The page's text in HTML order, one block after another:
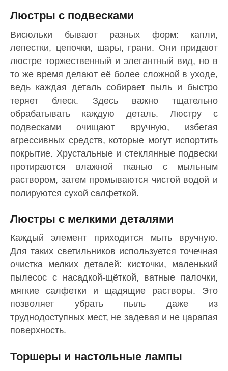
Люстры с подвесками
Висюльки бывают разных форм: капли,
лепестки, цепочки, шары, грани. Они придают
люстре торжественный и элегантный вид, но в
то же время делают её более сложной в уходе,
ведь каждая деталь собирает пыль и быстро
теряет блеск. Здесь важно тщательно
обрабатывать каждую деталь. Люстру с
подвесками очищают вручную, избегая
агрессивных средств, которые могут испортить
покрытие. Хрустальные и стеклянные подвески
протираются влажной тканью с мыльным
раствором, затем промываются чистой водой и
полируются сухой салфеткой.
Люстры с мелкими деталями
Каждый элемент приходится мыть вручную.
Для таких светильников используется точечная
очистка мелких деталей: кисточки, маленький
пылесос с насадкой-щёткой, ватные палочки,
мягкие салфетки и щадящие растворы. Это
позволяет убрать пыль даже из
труднодоступных мест, не задевая и не царапая
поверхность.
Торшеры и настольные лампы